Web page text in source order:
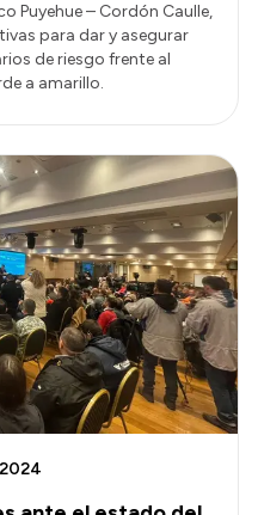
Puyehue – Cordón Caulle,
para dar y asegurar
de riesgo frente al
a amarillo.